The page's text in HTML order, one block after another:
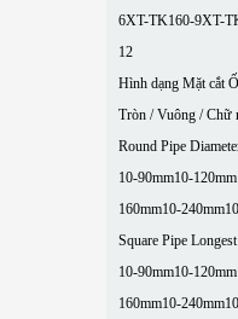
6XT-TK160-9XT-
12
Hình dạng Mặt cắt
Tròn / Vuông / Chữ
Round Pipe
10-90mm10-120mm
160mm10-240mm
Square Pipe
10-90mm10-120mm
160mm10-240mm